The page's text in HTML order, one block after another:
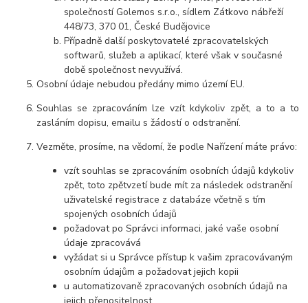
společností Golemos s.r.o., sídlem Zátkovo nábřeží
448/73, 370 01, České Budějovice
Případně další poskytovatelé zpracovatelských
softwarů, služeb a aplikací, které však v současné
době společnost nevyužívá.
Osobní údajenebudou předány mimo území EU.
Souhlas se zpracováním lze vzít kdykoliv zpět, a to a to
zasláním dopisu, emailu s žádostí o odstranění.
Vezměte, prosíme, na vědomí, že podle Nařízení máte právo:
vzít souhlas se zpracováním osobních údajů kdykoliv
zpět, toto zpětvzetí bude mít za následekodstranění
uživatelské registrace z databáze včetně s tím
spojených osobních údajů
požadovat po Správci informaci, jaké vaše osobní
údaje zpracovává
vyžádat si u Správce přístup k vašim zpracovávaným
osobním údajům a požadovat jejich kopii
u automatizovaně zpracovaných osobních údajů na